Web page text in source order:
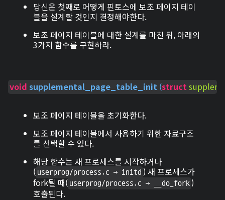
당신은 첫째로 어떻게 핀토스에 보조 페이지 테이
블을 설계할 것인지 결정해야한다.
보조 페이지 테이블에 대한 설계를 마친 뒤, 아래의
3가지 함수를 구현하라.
void supplemental_page_table_init (struct
보조 페이지 테이블을 초기화한다.
보조 페이지 테이블에서 사용하기 위한 자료구조
를 선택할 수 있다.
해당 함수는 새 프로세스를 시작하거나
( userprog/process.c → initd ) 새 프로세스가
fork될 때( userprog/process.c → __do_fork)
호출된다.